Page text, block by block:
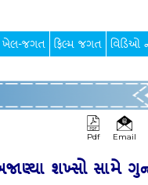
ખેલ-જગત ફિલ્મ જગત વિડિઓ
Pdf Email
શખ્‍સો સામે